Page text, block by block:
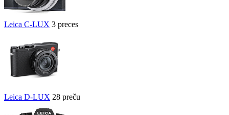
Leica C-LUX 3 preces
Leica D-LUX 28 preču